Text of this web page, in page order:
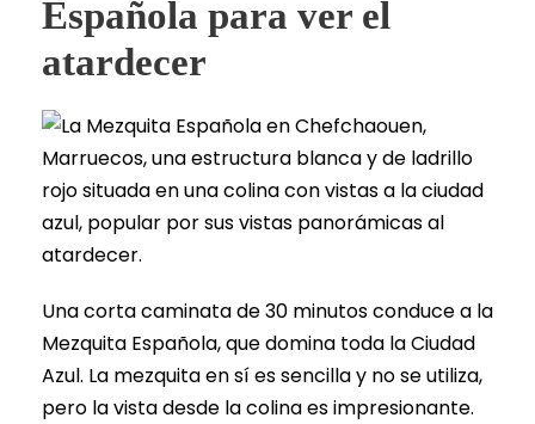
Española para ver el
atardecer
Una corta caminata de 30 minutos conduce a la
Mezquita Española, que domina toda la Ciudad
Azul. La mezquita en sí es sencilla y no se utiliza,
pero la vista desde la colina es impresionante.